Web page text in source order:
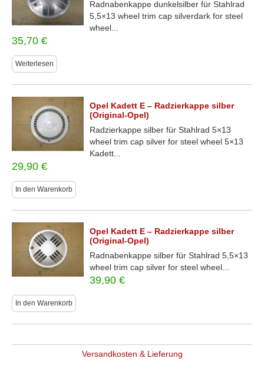
Radnabenkappe dunkelsilber für Stahlrad
5,5×13 wheel trim cap silverdark for steel
wheel...
35,70 €
Weiterlesen
Opel Kadett E – Radzierkappe silber
(Original-Opel)
Radzierkappe silber für Stahlrad 5×13
wheel trim cap silver for steel wheel 5×13
Kadett...
29,90 €
In den Warenkorb
Opel Kadett E – Radzierkappe silber
(Original-Opel)
Radnabenkappe silber für Stahlrad 5,5×13
wheel trim cap silver for steel wheel...
39,90€
In den Warenkorb
Versandkosten & Lieferung